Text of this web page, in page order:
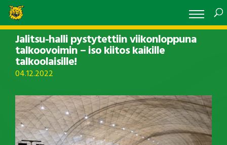
Jalitsu-halli pystytettiin viikonloppuna
talkoovoimin – iso kiitos kaikille
talkoolaisille!
04.12.2022